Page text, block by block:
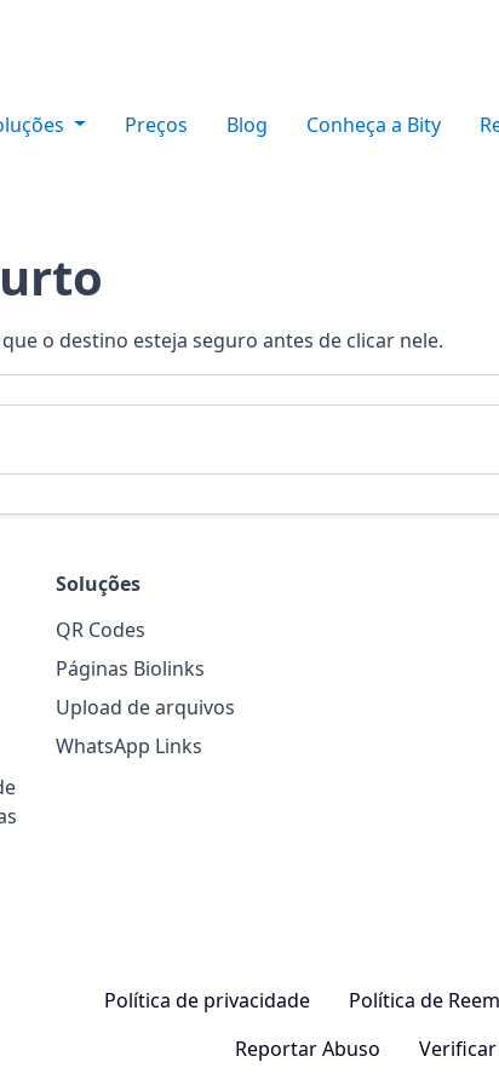
Preços Blog Conheça a Bity
o destino esteja seguro antes de clicar nele.
Soluções
QR Codes
Páginas Biolinks
Upload de arquivos
WhatsApp Links
Política de privacidade Política de
Reportar Abuso